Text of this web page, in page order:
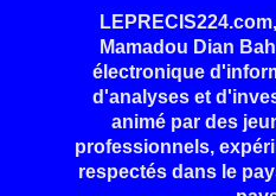
Mamadou Dian
électronique
d'analyses et
animé par des
professionnels,
respectés dans le